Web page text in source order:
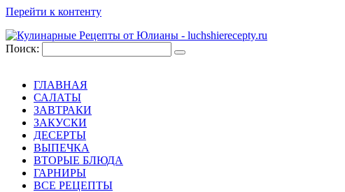
Перейти к контенту
Поиск:
ГЛАВНАЯ
САЛАТЫ
ЗАВТРАКИ
ЗАКУСКИ
ДЕСЕРТЫ
ВЫПЕЧКА
ВТОРЫЕ БЛЮДА
ГАРНИРЫ
ВСЕ РЕЦЕПТЫ